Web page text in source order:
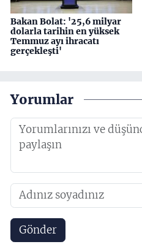
Bakan Bolat: '25,6 milyar
dolarla tarihin en yüksek
Temmuz ayı ihracatı
gerçekleşti'
Yorumlar
Gönder